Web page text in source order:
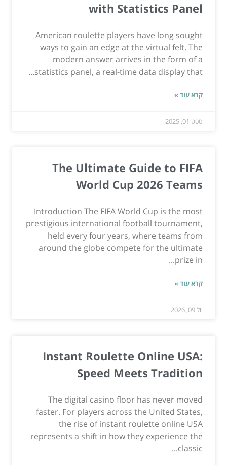
with Statistics Panel
American roulette players have long sought
ways to gain an edge at the virtual felt. The
modern answer arrives in the form of a
statistics panel, a real-time data display that...
קרא עוד »
ספט 01, 2025
The Ultimate Guide to FIFA
World Cup 2026 Teams
Introduction The FIFA World Cup is the most
prestigious international football tournament,
held every four years, where teams from
around the globe compete for the ultimate
prize in...
קרא עוד »
יול 09, 2026
Instant Roulette Online USA:
Speed Meets Tradition
The digital casino floor has never moved
faster. For players across the United States,
the rise of instant roulette online USA
represents a shift in how they experience the
classic...